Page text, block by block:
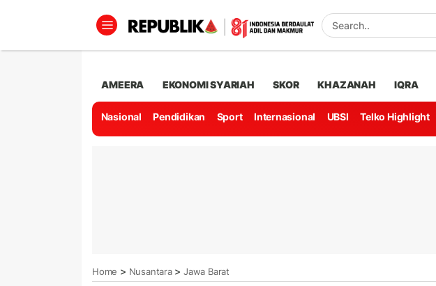
AMEERA EKONOMI SYARIAH SKOR KHAZANAH IQRA
Nasional Pendidikan Sport Internasional UBSI Telko Highlight
Home > Nusantara> Jawa Barat